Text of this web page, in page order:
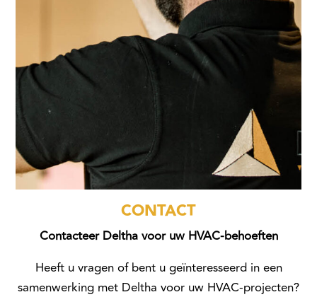
CONTACT
Contacteer Deltha voor uw HVAC-behoeften
Heeft u vragen of bent u geïnteresseerd in een
samenwerking met Deltha voor uw HVAC-projecten?